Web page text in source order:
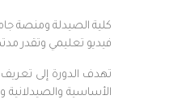
فيديو تعليمي وتقدر مدتها بحوالي ٤٥٠٠ دقيقة. شارك في إنتاجها ٢٨ عضو
تهدف الدورة إلى تعريف
الأساسية